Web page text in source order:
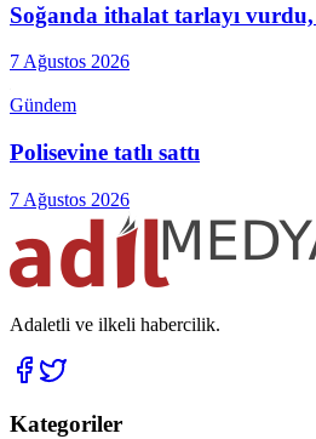
Soğanda ithalat tarlayı vurdu,
7 Ağustos 2026
Gündem
Polisevine tatlı sattı
7 Ağustos 2026
Adaletli ve ilkeli habercilik.
Kategoriler